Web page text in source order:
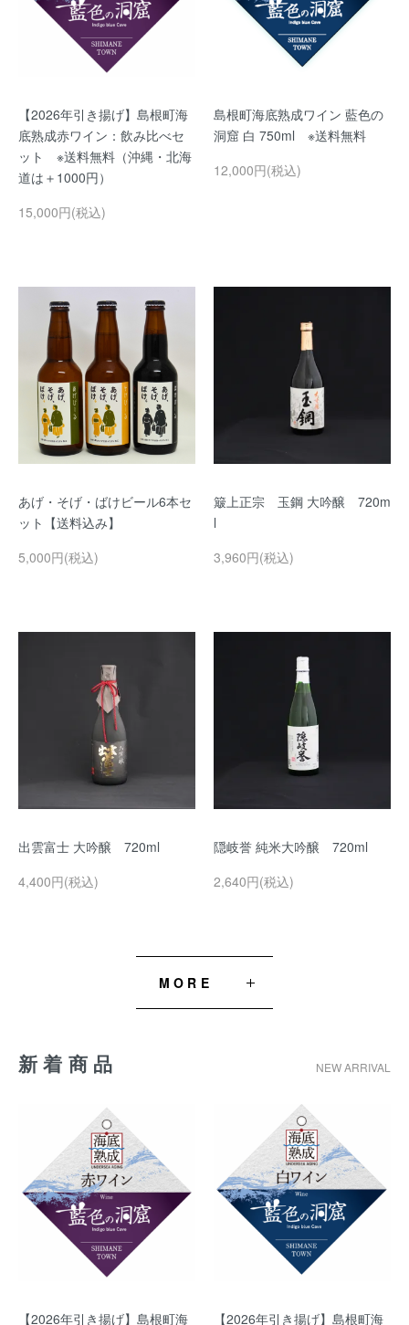
【2026年引き揚げ】島根町海
底熟成赤ワイン：飲み比べセ
ット ※送料無料（沖縄・北海
道は＋1000円）
15,000円(税込)
島根町海底熟成ワイン 藍色の
洞窟 白 750ml ※送料無料
12,000円(税込)
あげ・そげ・ばけビール6本セ
ット【送料込み】
5,000円(税込)
簸上正宗 玉鋼 大吟醸 720m
l
3,960円(税込)
出雲富士 大吟醸 720ml
4,400円(税込)
隠岐誉 純米大吟醸 720ml
2,640円(税込)
MORE
新着商品 NEW ARRIVAL
【2026年引き揚げ】島根町海 【2026年引き揚げ】島根町海